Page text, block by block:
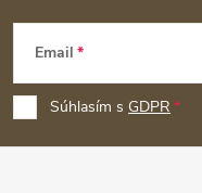
Z
p
ä
Email
Súhlasím s GDPR